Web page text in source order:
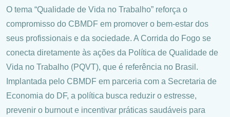
O tema “Qualidade de Vida no Trabalho” reforça o
compromisso do CBMDF em promover o bem-estar dos
seus profissionais e da sociedade. A Corrida do Fogo se
conecta diretamente às ações da Política de Qualidade de
Vida no Trabalho (PQVT), que é referência no Brasil.
Implantada pelo CBMDF em parceria com a Secretaria de
Economia do DF, a política busca reduzir o estresse,
prevenir o burnout e incentivar práticas saudáveis para